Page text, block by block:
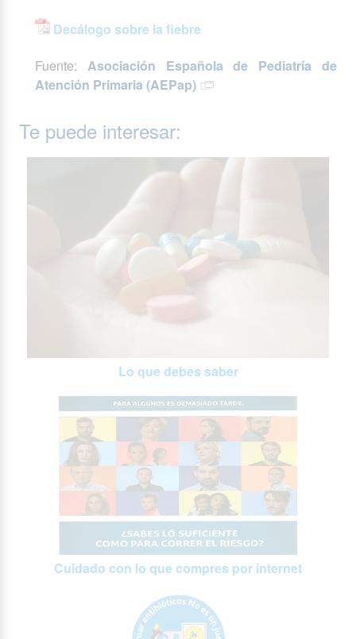
Decálogo sobre la fiebre
Fuente:Asociación Española de Pediatría de
Atención Primaria (AEPap)
Te puede interesar:
Lo que debes saber
Cuidado con lo que compres por internet